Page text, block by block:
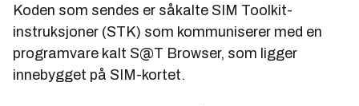
Koden som sendes er såkalte SIM Toolkit-
instruksjoner (STK) som kommuniserer med en
programvare kalt S@T Browser, som ligger
innebygget på SIM-kortet.